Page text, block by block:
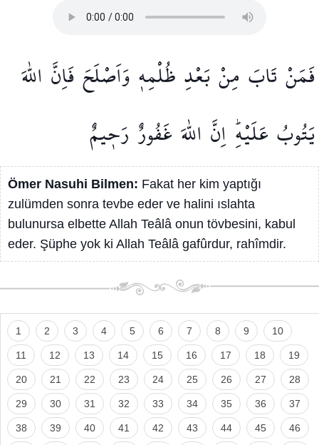
فَمَنْتَابَ مِنْبَعْدِ ظُلْمِه۪ وَاَصْلَحَفَاِنَّ اللّٰهَ
يَتُوبُ عَلَيْهِۜ اِنَّ اللّٰهَ غَفُورٌ رَح۪يمٌ
Ömer Nasuhi Bilmen: Fakat her kim yaptığı
zulümden sonra tevbe eder ve halini ıslahta
bulunursa elbette Allah Teâlâ onun tövbesini, kabul
eder. Şüphe yok ki Allah Teâlâ gafûrdur, rahîmdir.
1 2 3 4 5 6 7 8 9 10
11 12 13 14 15 16 17 18 19
20 21 22 23 24 25 26 27 28
29 30 31 32 33 34 35 36 37
38 39 40 41 42 43 44 45 46